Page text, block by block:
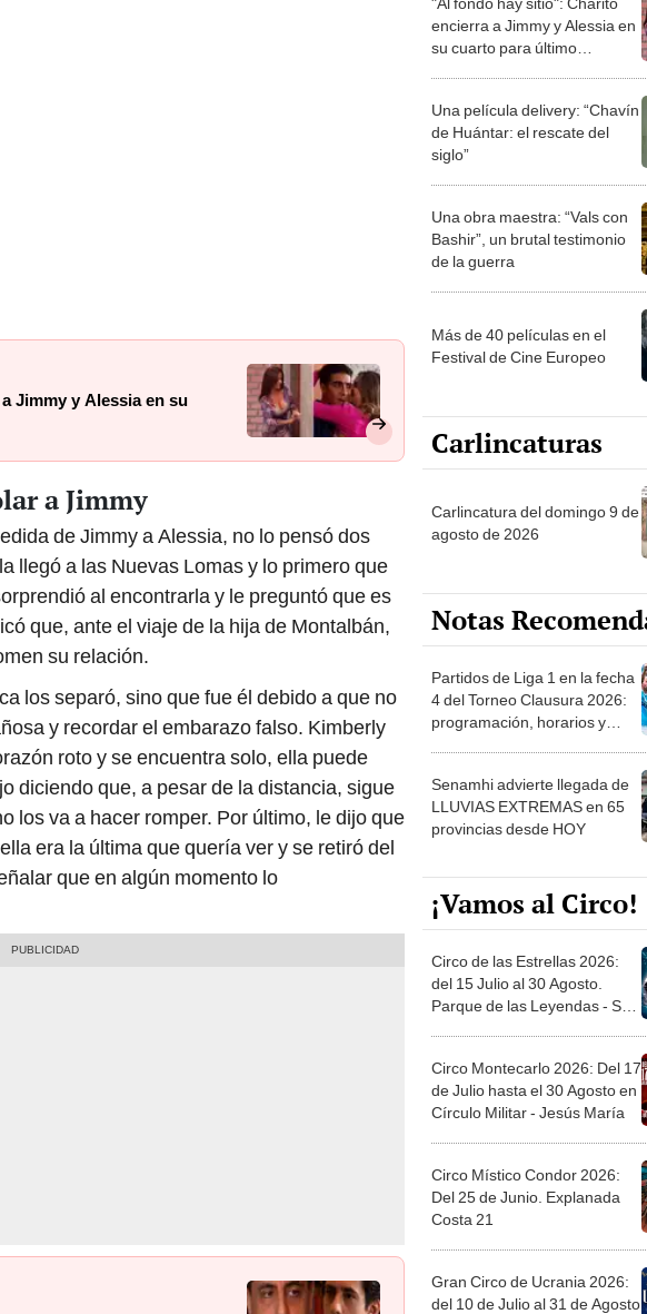
Jimmy y Alessia en su
a Jimmy
de Jimmy a Alessia, no lo pensó dos
llegó a las Nuevas Lomas y lo primero que
al encontrarla y le preguntó que es
que, ante el viaje de la hija de Montalbán,
su relación.
los separó, sino que fue él debido a que no
y recordar el embarazo falso. Kimberly
roto y se encuentra solo, ella puede
diciendo que, a pesar de la distancia, sigue
los va a hacer romper. Por último, le dijo que
era la última que quería ver y se retiró del
que en algún momento lo
encierra a Jimmy y Alessia en
su cuarto para último
Una película delivery: “Chavín
de Huántar: el rescate del
siglo”
Una obra maestra: “Vals con
Bashir”, un brutal testimonio
de la guerra
Más de 40 películas en el
Festival de Cine Europeo
Carlincaturas
Carlincatura del domingo 9 de
agosto de 2026
Notas
Partidos de Liga 1 en la fecha
4 del Torneo Clausura 2026:
programación, horarios y
Senamhi advierte llegada de
LLUVIAS EXTREMAS en 65
provincias desde HOY
¡Vamos al Circo!
Circo de las Estrellas 2026:
del 15 Julio al 30 Agosto.
Parque de las Leyendas - San
Circo Montecarlo 2026: Del 17
de Julio hasta el 30 Agosto en
Círculo Militar - Jesús María
Circo Místico Condor 2026:
Del 25 de Junio. Explanada
Costa 21
Gran Circo de Ucrania 2026:
del 10 de Julio al 31 de Agosto